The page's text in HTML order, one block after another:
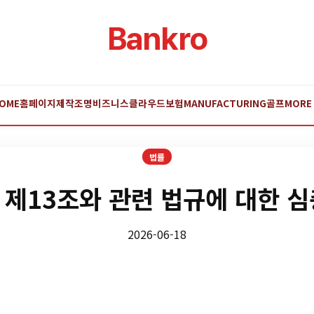
Bankro
홈페이지제작조명비즈니스클라우드보험MANUFACTURING골프MORE
법률
13조와 관련 법규에 대한
2026-06-18